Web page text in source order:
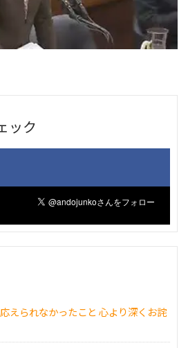
ック
えられなかったこと 心より深くお詫